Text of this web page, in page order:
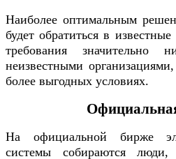
Наиболее оптимальным
будет обратиться в
требования
неизвестными
более выгодных условиях.
На официальной бирже
системы собираются люди,